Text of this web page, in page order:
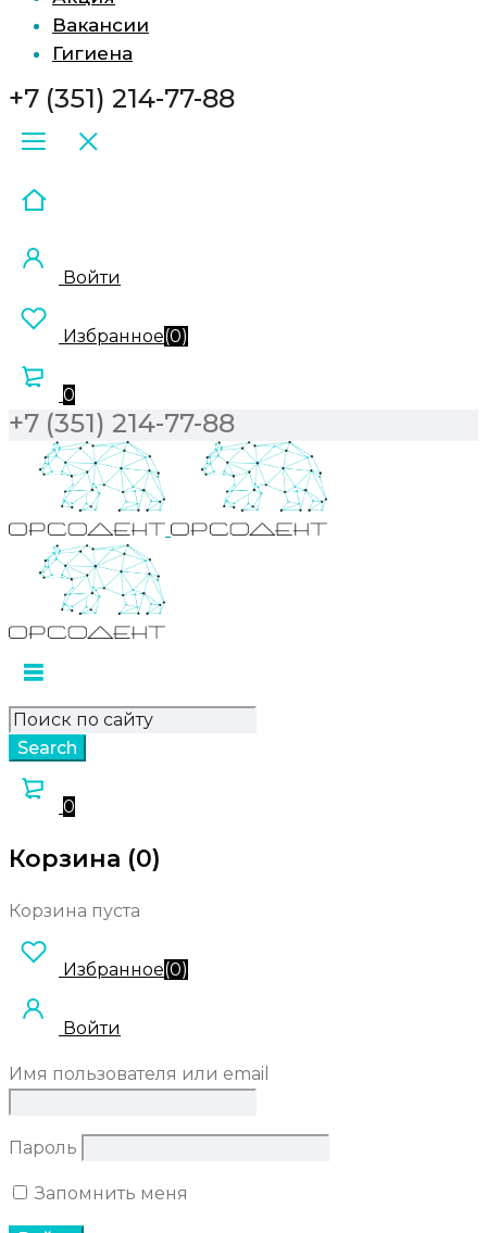
Вакансии
Гигиена
+7 (351) 214-77-88
Войти
Избранное(0)
0
+7 (351) 214-77-88
0
Корзина (0)
Корзина пуста
Избранное(0)
Войти
Имя пользователя или email
Пароль
Запомнить меня